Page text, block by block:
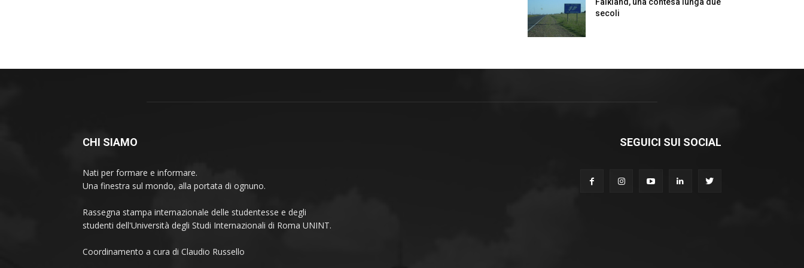
secoli
CHI SIAMO
Nati per formare e informare.
Una finestra sul mondo, alla portata di ognuno.
Rassegna stampa internazionale delle studentesse e degli
studenti dell'Università degli Studi Internazionali di Roma UNINT.
Coordinamento a cura di Claudio Russello
SEGUICI SUI SOCIAL